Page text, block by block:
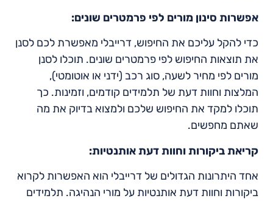
אפשרות סינון מורים לפי פרמטרים שונים:
כדי להקל עליכם את החיפוש, דרייבלי מאפשרת לכם לסנן
את תוצאות החיפוש לפי פרמטרים שונים. תוכלו לסנן
מורים לפי מחיר לשעה, סוג רכב (ידני או אוטומטי),
המלצות וחוות דעת של תלמידים קודמים, וזמינות. כך
תוכלו למקד את החיפוש שלכם ולמצוא בדיוק את מה
שאתם מחפשים.
קריאת ביקורות וחוות דעת אותנטיות:
אחד היתרונות הגדולים של דרייבלי הוא האפשרות לקרוא
ביקורות וחוות דעת אותנטיות על מורי הנהיגה. תלמידים